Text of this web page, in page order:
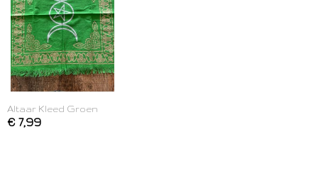
Altaar Kleed Groen
€ 7,99